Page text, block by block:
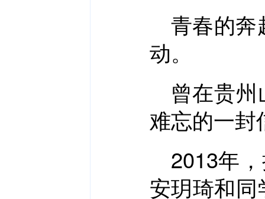
青春的
动。
曾在贵
难忘的一封
2013年
安玥琦和